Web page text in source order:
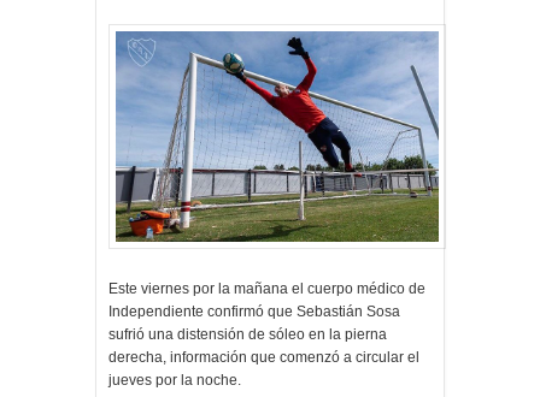
Este viernes por la mañana el cuerpo médico de
Independiente confirmó que Sebastián Sosa
sufrió una distensión de sóleo en la pierna
derecha, información que comenzó a circular el
jueves por la noche.